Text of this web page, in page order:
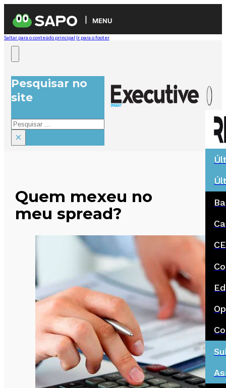
MENU
Saltar para o conteúdo principal Ir para o footer
Pesquisar no
site
Pesquisar
×
Quem mexeu no
meu spread?